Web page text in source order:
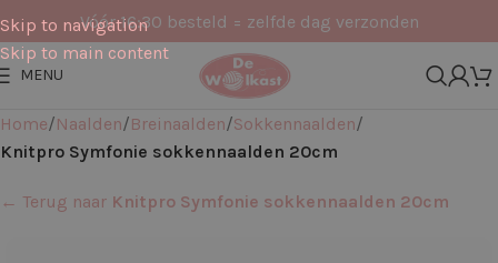
Skip to navigation
Skip to main content
Vóór 16:30 besteld = zelfde dag verzonden
MENU
Home Naalden Breinaalden Sokkennaalden
Knitpro Symfonie sokkennaalden 20cm
← Terug naar Knitpro Symfonie sokkennaalden 20cm